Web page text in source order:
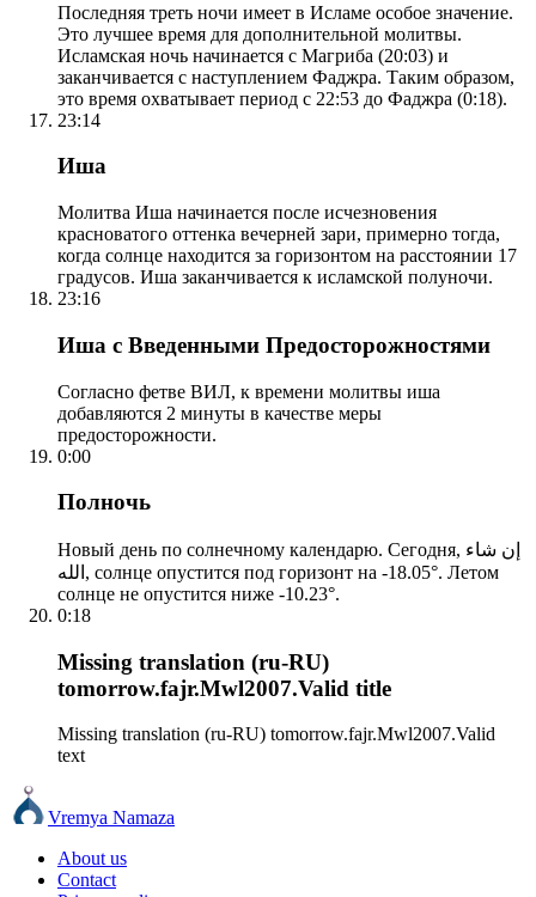
Последняя треть ночи имеет в Исламе особое значение.
Это лучшее время для дополнительной молитвы.
Исламская ночь начинается с Магриба (20:03) и
заканчивается с наступлением Фаджра. Таким образом,
это время охватывает период с 22:53 до Фаджра (0:18).
23:14
Иша
Молитва Иша начинается после исчезновения
красноватого оттенка вечерней зари, примерно тогда,
когда солнце находится за горизонтом на расстоянии 17
градусов. Иша заканчивается к исламской полуночи.
23:16
Иша с Введенными Предосторожностями
Согласно фетве ВИЛ, к времени молитвы иша
добавляются 2 минуты в качестве меры
предосторожности.
0:00
Полночь
Новый день по солнечному календарю. Сегодня, إن شاء
الله, солнце опустится под горизонт на -18.05°. Летом
солнце не опустится ниже -10.23°.
0:18
Missing translation (ru-RU)
tomorrow.fajr.Mwl2007.Valid title
Missing translation (ru-RU) tomorrow.fajr.Mwl2007.Valid
text
Vremya Namaza
About us
Contact